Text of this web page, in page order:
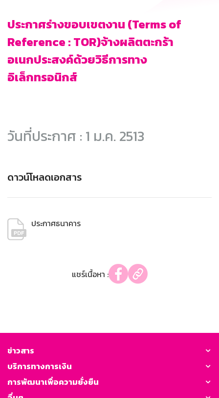
ประกาศร่างขอบเขตงาน (Terms of
Reference : TOR)จ้างผลิตตะกร้า
อเนกประสงค์ด้วยวิธีการทาง
อิเล็กทรอนิกส์
วันที่ประกาศ : 1 ม.ค. 2513
ดาวน์โหลดเอกสาร
ประกาศธนาคาร
แชร์เนื้อหา :
ข่าวสาร
บริการทางการเงิน
การพัฒนาเพื่อความยั่งยืน